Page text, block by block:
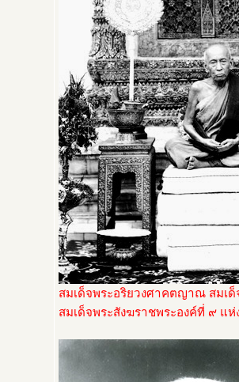
สมเด็จพระอริยวงศาคตญาณ สมเด็
สมเด็จพระสังฆราชพระองค์ที่ ๙ แห่